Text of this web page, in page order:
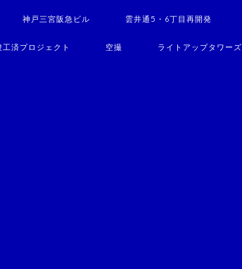
神戸三宮阪急ビル 雲井通5・6丁目再開発
工済プロジェクト 空撮 ライトアップタワーズ